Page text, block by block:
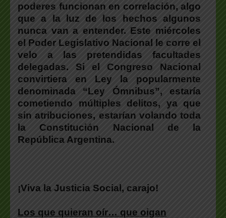
poderes funcionan en correlación, algo
que a la luz de los
hechos algunos
nunca van a entender. Este miércoles
el Poder Legislativo Nacional le corre el
velo a las pretendidas facultades
delegadas. Si el Congreso Nacional
convirtiera en Ley la popularmente
denominada “Ley Ómnibus”, estaría
cometiendo múltiples delitos, ya que
sin atribuciones, estarían volando toda
la Constitución Nacional de la
República Argentina.
¡Viva la Justicia Social, carajo!
Los que quieran oír… que oigan